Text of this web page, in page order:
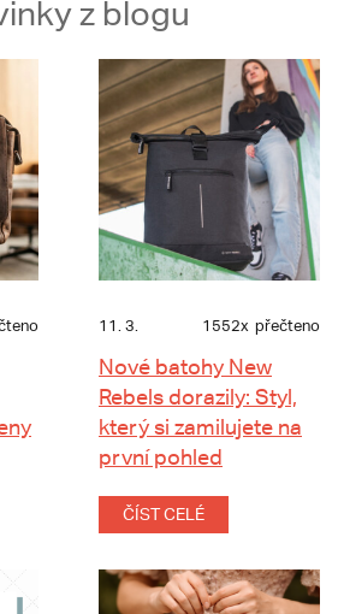
z blogu
11. 3. 1552x přečteno
Nové batohy New
Rebels dorazily: Styl,
který si zamilujete na
první pohled
ČÍST CELÉ